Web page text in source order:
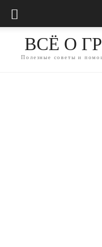
ВСЁ О
Полезные советы и